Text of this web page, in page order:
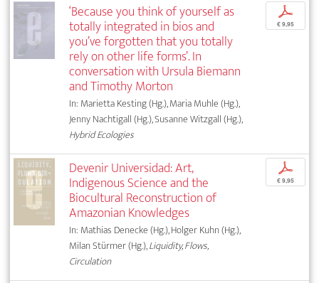
‘Because you think of yourself as
totally integrated in bios and
you’ve forgotten that you totally
rely on other life forms’. In
conversation with Ursula Biemann
and Timothy Morton
In: Marietta Kesting (Hg.), Maria Muhle (Hg.),
Jenny Nachtigall (Hg.), Susanne Witzgall (Hg.),
Hybrid Ecologies
p
€ 9,95
Devenir Universidad: Art,
Indigenous Science and the
Biocultural Reconstruction of
Amazonian Knowledges
In: Mathias Denecke (Hg.), Holger Kuhn (Hg.),
Milan Stürmer (Hg.),Liquidity, Flows,
Circulation
p
€ 9,95